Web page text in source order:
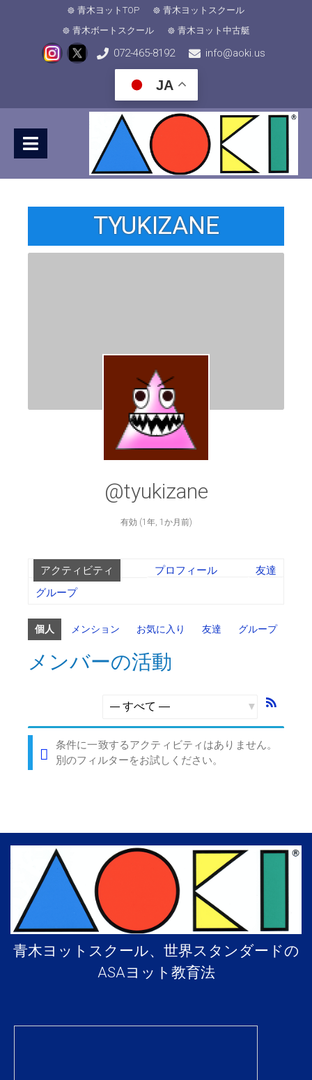
青木ヨットTOP
青木ヨットスクール
青木ボートスクール
青木ヨット中古艇
072-465-8192 info@aoki.us
JA
TYUKIZANE
@tyukizane
有効 (1年, 1か月前)
アクティビティ プロフィール
友達
グループ
個人 メンション お気に入り 友達 グループ
メンバーの活動
ィ
条件に一致するアクティビティはありません。
別のフィルターをお試しください。
青木ヨットスクール、世界スタンダードの
ASAヨット教育法